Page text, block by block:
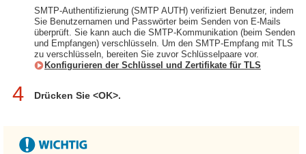
SMTP-Authentifizierung (SMTP AUTH) verifiziert Benutzer, indem
Sie Benutzernamen und Passwörter beim Senden von E-Mails
überprüft. Sie kann auch die SMTP-Kommunikation (beim Senden
und Empfangen) verschlüsseln. Um den SMTP-Empfang mit TLS
zu verschlüsseln, bereiten Sie zuvor Schlüsselpaare vor.
Konfigurieren der Schlüssel und Zertifikate für TLS
4 Drücken Sie <OK>.